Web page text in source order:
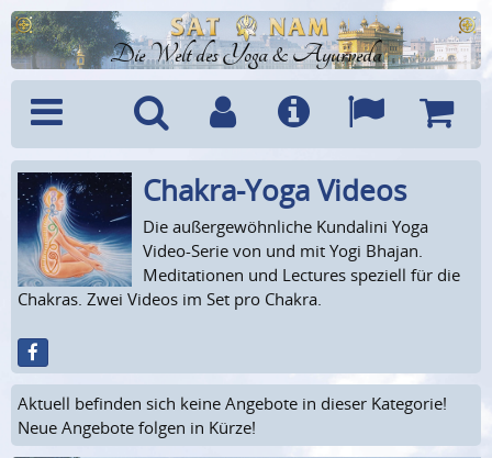
Die Welt des Yoga & Ayurveda
Menü SucheBenutzerkonto
Info Sprachen
Chakra-Yoga Videos
Die außergewöhnliche Kundalini Yoga
Video-Serie von und mit Yogi Bhajan.
Meditationen und Lectures speziell für die
Chakras. Zwei Videos im Set pro Chakra.
Aktuell befinden sich keine Angebote in dieser Kategorie!
Neue Angebote folgen in Kürze!